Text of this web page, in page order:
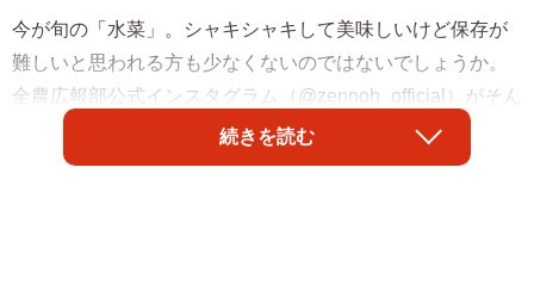
今が旬の「水菜」。シャキシャキして美味しいけど保存が
難しいと思われる方も少なくないのではないでしょうか。
全農広報部公式インスタグラム（@zennoh_official）がそん
な水菜の保存方法を紹介しています。葉先から傷みやすい
野菜なのでカットして保存するのがおすすめだそう。
続きを読む